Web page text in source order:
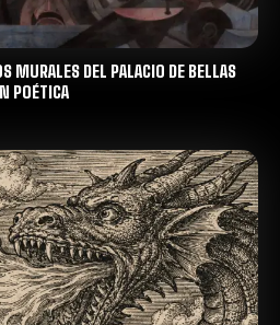
MURALES DEL PALACIO DE BELLAS
POÉTICA